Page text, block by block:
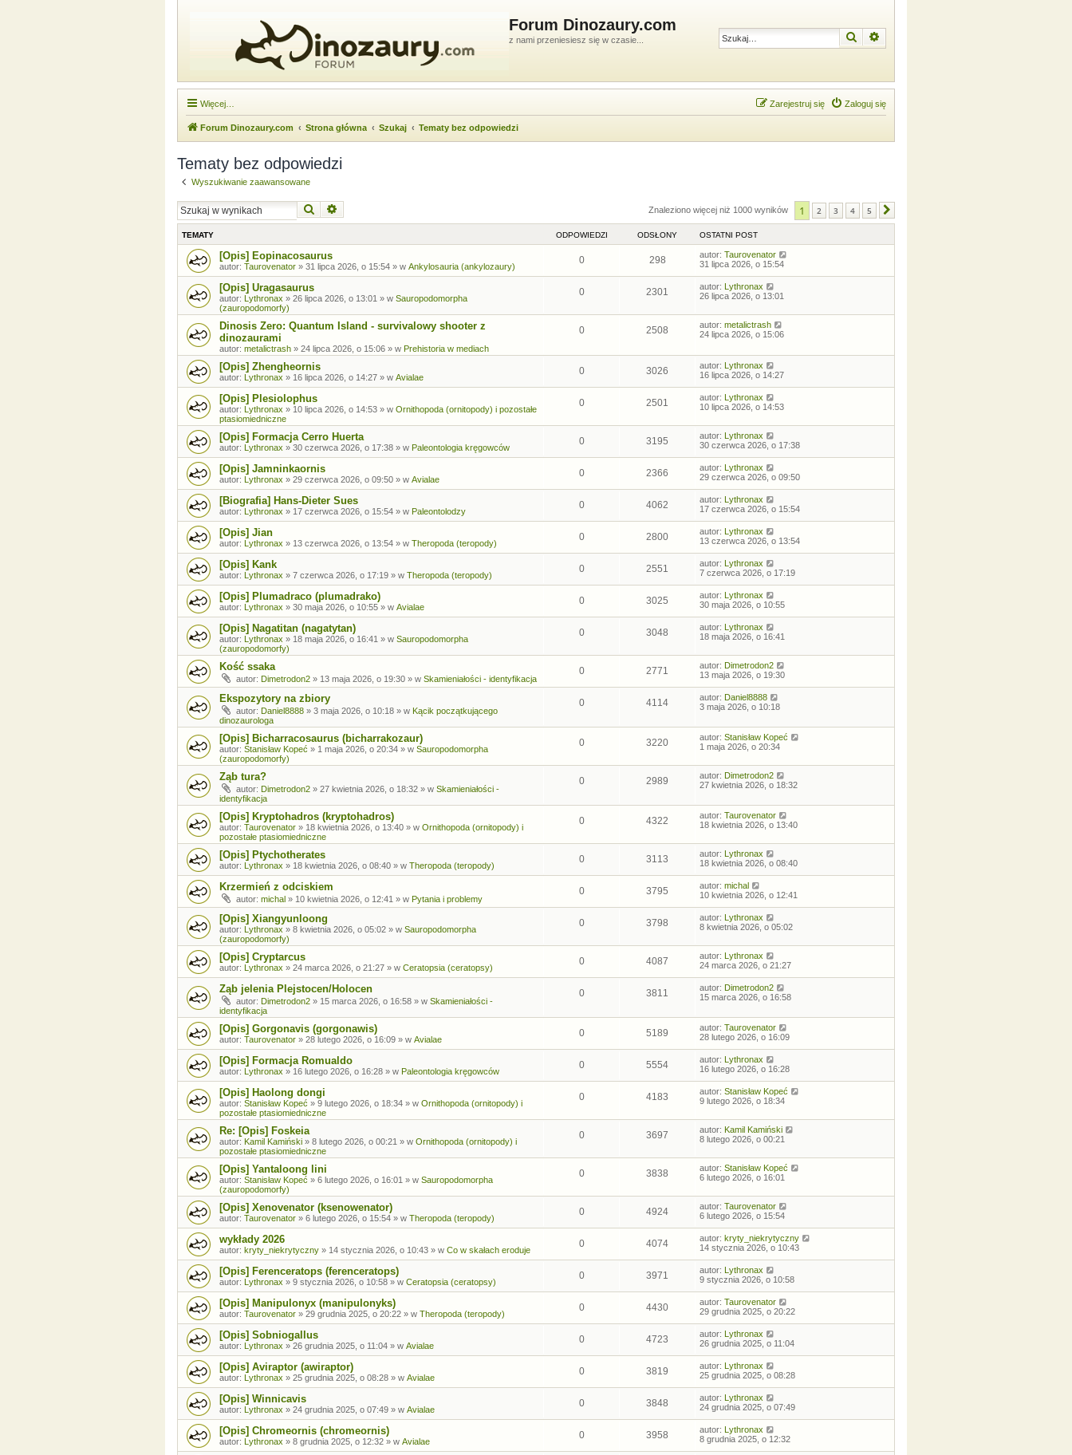
Forum Dinozaury.com
z nami przeniesiesz się w czasie... Szukaj
Więcej… Zaloguj się
Zarejestruj się
Forum Dinozaury.com Strona główna Szukaj Tematy bez odpowiedzi
Tematy bez odpowiedzi
Wyszukiwanie zaawansowane
Szukaj Znaleziono więcej niż 1000 wyników 1 2 3 4 5
TEMATY ODPOWIEDZI ODSŁONY OSTATNI POST
[Opis] Eopinacosaurus
autor: Taurovenator » 31 lipca 2026, o 15:54 » w Ankylosauria (ankylozaury)
0 298 autor: Taurovenator
31 lipca 2026, o 15:54
[Opis] Uragasaurus
autor: Lythronax » 26 lipca 2026, o 13:01 » w Sauropodomorpha
(zauropodomorfy)
0 2301 autor: Lythronax
26 lipca 2026, o 13:01
Dinosis Zero: Quantum Island - survivalowy shooter z
dinozaurami
autor: metalictrash » 24 lipca 2026, o 15:06 » w Prehistoria w mediach
0 2508 autor: metalictrash
24 lipca 2026, o 15:06
[Opis] Zhengheornis
autor: Lythronax » 16 lipca 2026, o 14:27 » w Avialae
0 3026 autor: Lythronax
16 lipca 2026, o 14:27
[Opis] Plesiolophus
autor: Lythronax » 10 lipca 2026, o 14:53 » w Ornithopoda (ornitopody) i pozostałe
ptasiomiedniczne
0 2501 autor: Lythronax
10 lipca 2026, o 14:53
[Opis] Formacja Cerro Huerta
autor: Lythronax » 30 czerwca 2026, o 17:38 » w Paleontologia kręgowców
0 3195 autor: Lythronax
30 czerwca 2026, o 17:38
[Opis] Jamninkaornis
autor: Lythronax » 29 czerwca 2026, o 09:50 » w Avialae
0 2366 autor: Lythronax
29 czerwca 2026, o 09:50
[Biografia] Hans-Dieter Sues
autor: Lythronax » 17 czerwca 2026, o 15:54 » w Paleontolodzy
0 4062 autor: Lythronax
17 czerwca 2026, o 15:54
[Opis] Jian
autor: Lythronax » 13 czerwca 2026, o 13:54 » w Theropoda (teropody)
0 2800 autor: Lythronax
13 czerwca 2026, o 13:54
[Opis] Kank
autor: Lythronax » 7 czerwca 2026, o 17:19 » w Theropoda (teropody)
0 2551 autor: Lythronax
7 czerwca 2026, o 17:19
[Opis] Plumadraco (plumadrako)
autor: Lythronax » 30 maja 2026, o 10:55 » w Avialae
0 3025 autor: Lythronax
30 maja 2026, o 10:55
[Opis] Nagatitan (nagatytan)
autor: Lythronax » 18 maja 2026, o 16:41 » w Sauropodomorpha
(zauropodomorfy)
0 3048 autor: Lythronax
18 maja 2026, o 16:41
Kość ssaka
autor: Dimetrodon2 » 13 maja 2026, o 19:30 » w Skamieniałości - identyfikacja
0 2771 autor: Dimetrodon2
13 maja 2026, o 19:30
Ekspozytory na zbiory
autor: Daniel8888 » 3 maja 2026, o 10:18 » w Kącik początkującego
dinozaurologa
0 4114 autor: Daniel8888
3 maja 2026, o 10:18
[Opis] Bicharracosaurus (bicharrakozaur)
autor: Stanisław Kopeć » 1 maja 2026, o 20:34 » w Sauropodomorpha
(zauropodomorfy)
0 3220 autor: Stanisław Kopeć
1 maja 2026, o 20:34
Ząb tura?
autor: Dimetrodon2 » 27 kwietnia 2026, o 18:32 » w Skamieniałości -
identyfikacja
0 2989 autor: Dimetrodon2
27 kwietnia 2026, o 18:32
[Opis] Kryptohadros (kryptohadros)
autor: Taurovenator » 18 kwietnia 2026, o 13:40 » w Ornithopoda (ornitopody) i
pozostałe ptasiomiedniczne
0 4322 autor: Taurovenator
18 kwietnia 2026, o 13:40
[Opis] Ptychotherates
autor: Lythronax » 18 kwietnia 2026, o 08:40 » w Theropoda (teropody)
0 3113 autor: Lythronax
18 kwietnia 2026, o 08:40
Krzermień z odciskiem
autor: michal » 10 kwietnia 2026, o 12:41 » w Pytania i problemy
0 3795 autor: michal
10 kwietnia 2026, o 12:41
[Opis] Xiangyunloong
autor: Lythronax » 8 kwietnia 2026, o 05:02 » w Sauropodomorpha
(zauropodomorfy)
0 3798 autor: Lythronax
8 kwietnia 2026, o 05:02
[Opis] Cryptarcus
autor: Lythronax » 24 marca 2026, o 21:27 » w Ceratopsia (ceratopsy)
0 4087 autor: Lythronax
24 marca 2026, o 21:27
Ząb jelenia Plejstocen/Holocen
autor: Dimetrodon2 » 15 marca 2026, o 16:58 » w Skamieniałości -
identyfikacja
0 3811 autor: Dimetrodon2
15 marca 2026, o 16:58
[Opis] Gorgonavis (gorgonawis)
autor: Taurovenator » 28 lutego 2026, o 16:09 » w Avialae
0 5189 autor: Taurovenator
28 lutego 2026, o 16:09
[Opis] Formacja Romualdo
autor: Lythronax » 16 lutego 2026, o 16:28 » w Paleontologia kręgowców
0 5554 autor: Lythronax
16 lutego 2026, o 16:28
[Opis] Haolong dongi
autor: Stanisław Kopeć » 9 lutego 2026, o 18:34 » w Ornithopoda (ornitopody) i
pozostałe ptasiomiedniczne
0 4183 autor: Stanisław Kopeć
9 lutego 2026, o 18:34
Re: [Opis] Foskeia
autor: Kamil Kamiński » 8 lutego 2026, o 00:21 » w Ornithopoda (ornitopody) i
pozostałe ptasiomiedniczne
0 3697 autor: Kamil Kamiński
8 lutego 2026, o 00:21
[Opis] Yantaloong lini
autor: Stanisław Kopeć » 6 lutego 2026, o 16:01 » w Sauropodomorpha
(zauropodomorfy)
0 3838 autor: Stanisław Kopeć
6 lutego 2026, o 16:01
[Opis] Xenovenator (ksenowenator)
autor: Taurovenator » 6 lutego 2026, o 15:54 » w Theropoda (teropody)
0 4924 autor: Taurovenator
6 lutego 2026, o 15:54
wykłady 2026
autor: kryty_niekrytyczny » 14 stycznia 2026, o 10:43 » w Co w skałach eroduje
0 4074 autor: kryty_niekrytyczny
14 stycznia 2026, o 10:43
[Opis] Ferenceratops (ferenceratops)
autor: Lythronax » 9 stycznia 2026, o 10:58 » w Ceratopsia (ceratopsy)
0 3971 autor: Lythronax
9 stycznia 2026, o 10:58
[Opis] Manipulonyx (manipulonyks)
autor: Taurovenator » 29 grudnia 2025, o 20:22 » w Theropoda (teropody)
0 4430 autor: Taurovenator
29 grudnia 2025, o 20:22
[Opis] Sobniogallus
autor: Lythronax » 26 grudnia 2025, o 11:04 » w Avialae
0 4723 autor: Lythronax
26 grudnia 2025, o 11:04
[Opis] Aviraptor (awiraptor)
autor: Lythronax » 25 grudnia 2025, o 08:28 » w Avialae
0 3819 autor: Lythronax
25 grudnia 2025, o 08:28
[Opis] Winnicavis
autor: Lythronax » 24 grudnia 2025, o 07:49 » w Avialae
0 3848 autor: Lythronax
24 grudnia 2025, o 07:49
[Opis] Chromeornis (chromeornis)
autor: Lythronax » 8 grudnia 2025, o 12:32 » w Avialae
0 3958 autor: Lythronax
8 grudnia 2025, o 12:32